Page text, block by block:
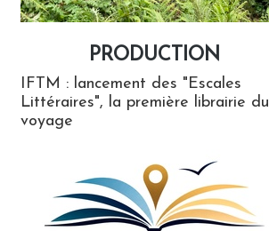
PRODUCTION
IFTM : lancement des "Escales
Littéraires", la première librairie du
voyage